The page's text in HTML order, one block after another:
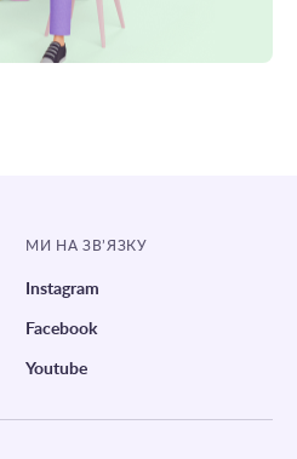
МИ НА ЗВ’ЯЗКУ
Instagram
Facebook
Youtube